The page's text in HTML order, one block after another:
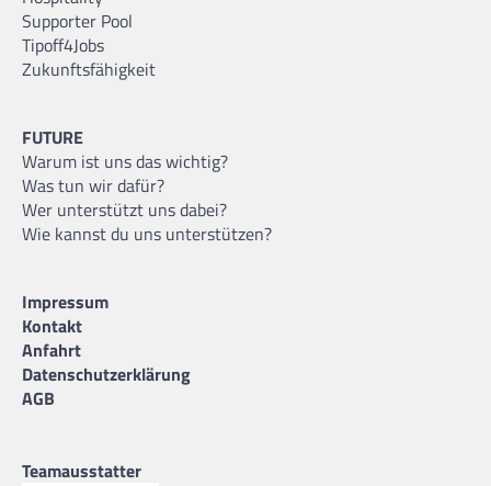
Supporter Pool
Tipoff4Jobs
Zukunftsfähigkeit
FUTURE
Warum ist uns das wichtig?
Was tun wir dafür?
Wer unterstützt uns dabei?
Wie kannst du uns unterstützen?
Impressum
Kontakt
Anfahrt
Datenschutzerklärung
AGB
Teamausstatter